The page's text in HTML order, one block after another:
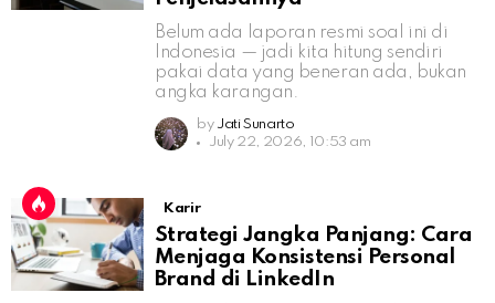
Belum ada laporan resmi soal ini di
Indonesia — jadi kita hitung sendiri
pakai data yang beneran ada, bukan
angka karangan.
by Jati Sunarto
July 22, 2026, 10:53 am
Karir
Strategi Jangka Panjang: Cara
Menjaga Konsistensi Personal
Brand di LinkedIn